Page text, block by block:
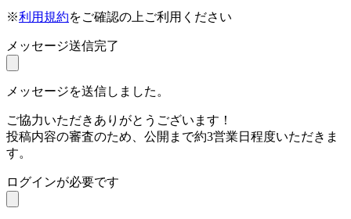
※利用規約をご確認の上ご利用ください
メッセージ送信完了
メッセージを送信しました。
ご協力いただきありがとうございます！
投稿内容の審査のため、公開まで約3営業日程度いただきま
す。
ログインが必要です